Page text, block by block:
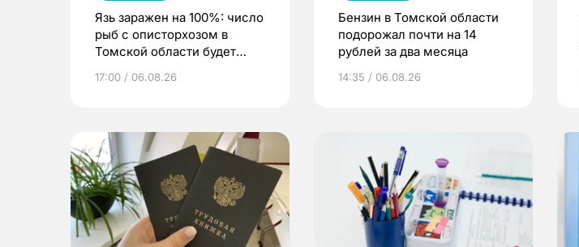
Язь заражен на 100%: число
рыб с описторхозом в
Томской области будет
17:00 / 06.08.26
Бензин в Томской области
подорожал почти на 14
рублей за два месяца
14:35 / 06.08.26